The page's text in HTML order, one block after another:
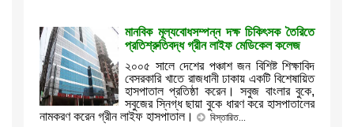
মানবিক মূল্যবোধসম্পন্ন দক্ষ চিকিৎসক তৈরিতে
প্রতিশ্রুতিবদ্ধ গ্রীন লাইফ মেডিকেল কলেজ
২০০৫ সালে দেশের পঞ্চাশ জন বিশিষ্ট শিক্ষাবিদ
বেসরকারি খাতে রাজধানী ঢাকায় একটি বিশেষায়িত
হাসপাতাল প্রতিষ্ঠা করেন। সবুজ বাংলার বুকে,
সবুজের স্নিগ্ধ ছায়া বুকে ধারণ করে হাসপাতালের
নামকরণ করেন গ্রীন লাইফ হাসপাতাল।
বিস্তারিত...